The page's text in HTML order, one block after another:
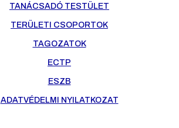
TANÁCSADÓ TESTÜLET
TERÜLETI CSOPORTOK
TAGOZATOK
ECTP
ESZB
ADATVÉDELMI NYILATKOZAT